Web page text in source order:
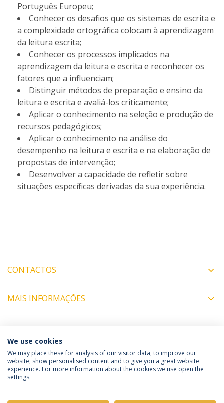
Português Europeu;
Conhecer os desafios que os sistemas de escrita e
a complexidade ortográfica colocam à aprendizagem
da leitura escrita;
Conhecer os processos implicados na
aprendizagem da leitura e escrita e reconhecer os
fatores que a influenciam;
Distinguir métodos de preparação e ensino da
leitura e escrita e avaliá-los criticamente;
Aplicar o conhecimento na seleção e produção de
recursos pedagógicos;
Aplicar o conhecimento na análise do
desempenho na leitura e escrita e na elaboração de
propostas de intervenção;
Desenvolver a capacidade de refletir sobre
situações específicas derivadas da sua experiência.
CONTACTOS
MAIS INFORMAÇÕES
COORDENADORES
Política de Privacidade
Termos e Condições
We use cookies
We may place these for analysis of our visitor data, to improve our
website, show personalised content and to give you a great website
experience. For more information about the cookies we use open the
settings.